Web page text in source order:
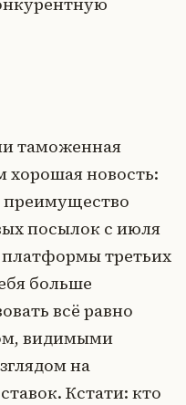
таможенная
новость:
преимущество
посылок с июля
платформы третьих
больше
всё равно
видимыми
на
Кстати: кто